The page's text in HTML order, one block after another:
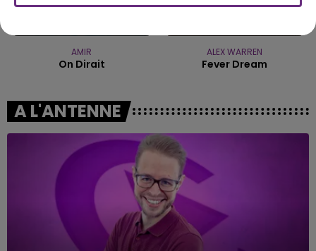
AMIR
On Dirait
ALEX WARREN
Fever Dream
A L'ANTENNE